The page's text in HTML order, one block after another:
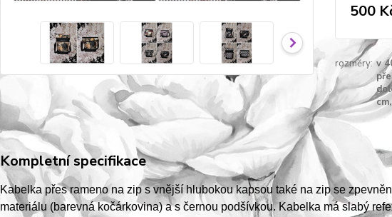
500
rozměry: v
Kompletní specifikace
Kabelka přes rameno na zip s vnější hlubokou kapsou také na zip se
materiálu (barevná kočárkovina) a s černou podšívkou. Kabelka má slabý